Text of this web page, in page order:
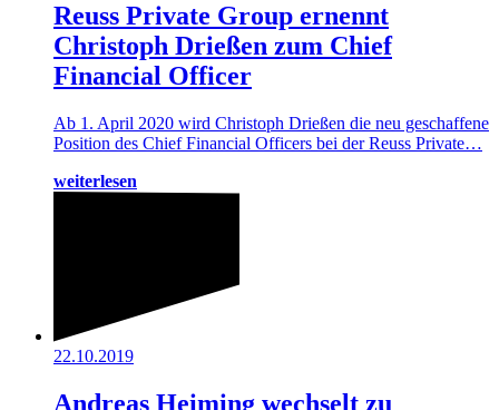
Reuss Private Group ernennt
Christoph Drießen zum Chief
Financial Officer
Ab 1. April 2020 wird Christoph Drießen die neu geschaffene
Position des Chief Financial Officers bei der Reuss Private…
weiterlesen
22.10.2019
Andreas Heiming wechselt zu